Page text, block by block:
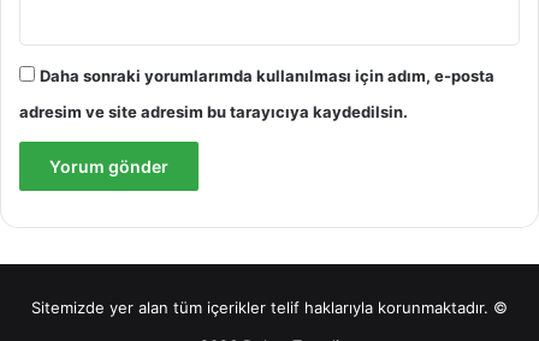
Daha sonraki yorumlarımda kullanılması için adım, e-posta
adresim ve site adresim bu tarayıcıya kaydedilsin.
Sitemizde yer alan tüm içerikler telif haklarıyla korunmaktadır. ©